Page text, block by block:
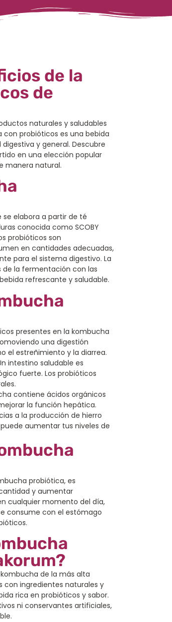
de la
de
naturales y saludables
probióticos es una bebida
y general. Descubre
en una elección popular
manera natural.
elabora a partir de té
conocida como SCOBY
probióticos son
en cantidades adecuadas,
para el sistema digestivo. La
la fermentación con las
refrescante y saludable.
presentes en la kombucha
una digestión
el estreñimiento y la diarrea.
intestino saludable es
fuerte. Los probióticos
contiene ácidos orgánicos
la función hepática.
a la producción de hierro
aumentar tus niveles de
probiótica, es
y aumentar
cualquier momento del día,
consume con el estómago
de la más alta
con ingredientes naturales y
rica en probióticos y sabor.
ni conservantes artificiales,